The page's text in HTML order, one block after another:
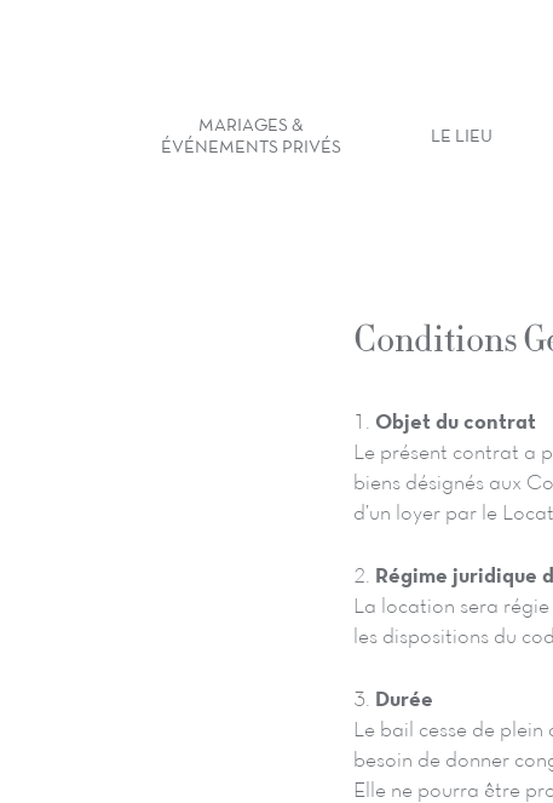
MARIAGES &
ÉVÉNEMENTS PRIVÉS
LE LIEU
Conditions
1. Objet du contrat
Le présent contrat a
biens désignés aux
d’un loyer par le
2. Régime juridique
La location sera
les dispositions du
3. Durée
Le bail cesse de
besoin de donner
Elle ne pourra être